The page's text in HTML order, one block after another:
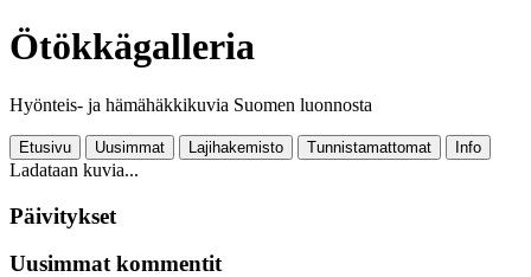
Ötökkägalleria
Hyönteis- ja hämähäkkikuvia Suomen luonnosta
Etusivu Uusimmat Lajihakemisto Tunnistamattomat Info
Ladataan kuvia...
Päivitykset
Uusimmat kommentit